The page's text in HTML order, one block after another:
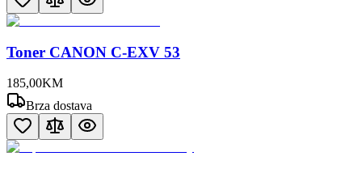
Toner CANON C-EXV 53
185,00KM
Brza dostava